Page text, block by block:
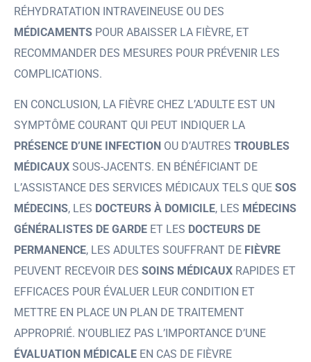
RÉHYDRATATION INTRAVEINEUSE OU DES
MÉDICAMENTS POUR ABAISSER LA FIÈVRE, ET
RECOMMANDER DES MESURES POUR PRÉVENIR LES
COMPLICATIONS.
EN CONCLUSION, LA FIÈVRE CHEZ L’ADULTE EST UN
SYMPTÔME COURANT QUI PEUT INDIQUER LA
PRÉSENCE D’UNE INFECTION OU D’AUTRES TROUBLES
MÉDICAUX SOUS-JACENTS. EN BÉNÉFICIANT DE
L’ASSISTANCE DES SERVICES MÉDICAUX TELS QUE SOS
MÉDECINS, LES DOCTEURS À DOMICILE, LES MÉDECINS
GÉNÉRALISTES DE GARDE ET LES DOCTEURS DE
PERMANENCE, LES ADULTES SOUFFRANT DE FIÈVRE
PEUVENT RECEVOIR DES SOINS MÉDICAUX RAPIDES ET
EFFICACES POUR ÉVALUER LEUR CONDITION ET
METTRE EN PLACE UN PLAN DE TRAITEMENT
APPROPRIÉ. N’OUBLIEZ PAS L’IMPORTANCE D’UNE
ÉVALUATION MÉDICALE EN CAS DE FIÈVRE